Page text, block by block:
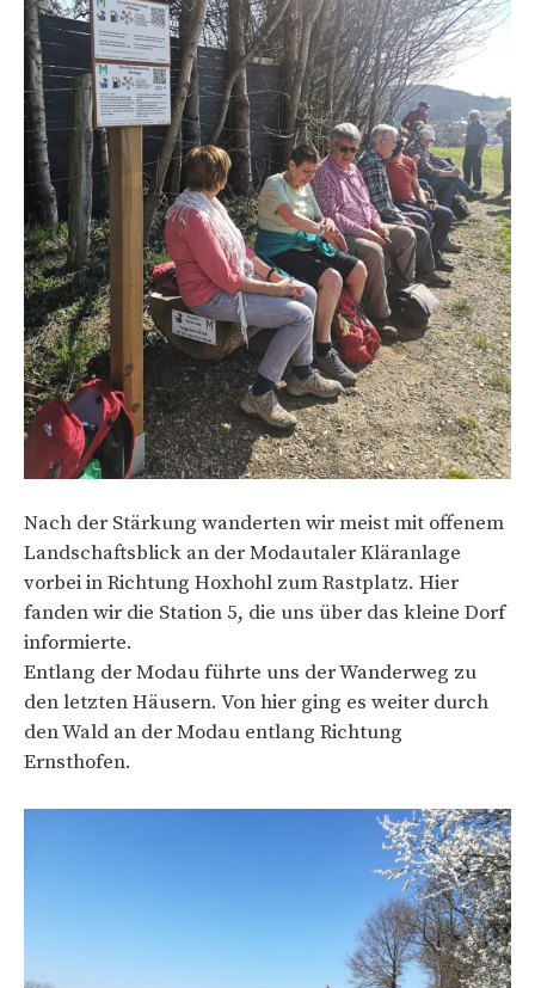
Nach der Stärkung wanderten wir meist mit offenem
Landschaftsblick an der Modautaler Kläranlage
vorbei in Richtung Hoxhohl zum Rastplatz. Hier
fanden wir die Station 5, die uns über das kleine Dorf
informierte.
Entlang der Modau führte uns der Wanderweg zu
den letzten Häusern. Von hier ging es weiter durch
den Wald an der Modau entlang Richtung
Ernsthofen.